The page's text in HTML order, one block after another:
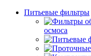
Питьевые фильтры
осмоса